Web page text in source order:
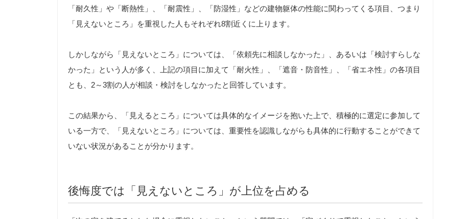
「耐久性」や「断熱性」、「耐震性」、「防湿性」などの建物躯体の性能に関わってくる項目、つまり
「見えないところ」を重視した人もそれぞれ8割近くに上ります。
しかしながら「見えないところ」については、「依頼先に相談しなかった」、あるいは「検討すらしな
かった」という人が多く、上記の項目に加えて「耐火性」、「遮音・防音性」、「省エネ性」の各項目
とも、2～3割の人が相談・検討をしなかったと回答しています。
この結果から、「見えるところ」については具体的なイメージを抱いた上で、積極的に選定に参加して
いる一方で、「見えないところ」については、重要性を認識しながらも具体的に行動することができて
いない状況があることが分かります。
後悔度では「見えないところ」が上位を占める